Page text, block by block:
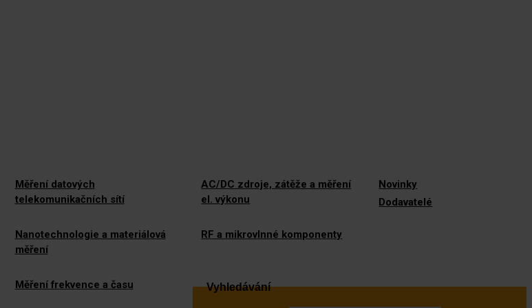
Měření datových
telekomunikačních sítí
AC/DC zdroje, zátěže a měření
el. výkonu
Nanotechnologie a materiálová
měření
RF a mikrovlnné komponenty
Měření frekvence a času
Novinky
Dodavatelé
Vyhledávání